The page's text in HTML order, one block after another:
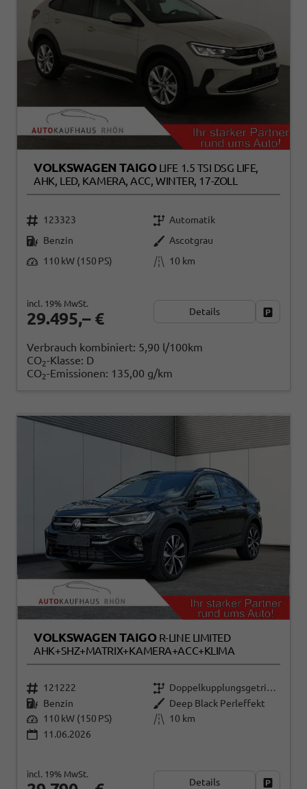
VOLKSWAGEN TAIGO LIFE 1.5 TSI DSG LIFE,
AHK, LED, KAMERA, ACC, WINTER, 17-ZOLL
123323
Automatik
Benzin
Ascotgrau
110 kW (150 PS)
10 km
29.495,– €
incl. 19% MwSt.
Details
Verbrauch kombiniert: 5,90 l/100km
CO2-Klasse: D
CO2-Emissionen: 135,00 g/km
VOLKSWAGEN TAIGO R-LINE LIMITED
AHK+SHZ+MATRIX+KAMERA+ACC+KLIMA
121222
Doppelkupplungsgetriebe (DSG)
Benzin
Deep Black Perleffekt
110 kW (150 PS)
10 km
11.06.2026
incl. 19% MwSt.
Details